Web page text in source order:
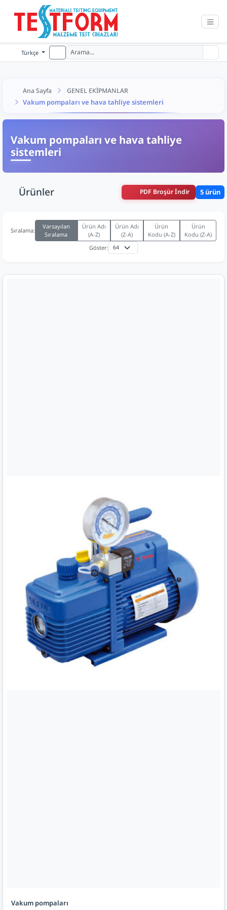
Türkçe
Ana Sayfa GENEL EKİPMANLAR
Vakum pompaları ve hava tahliye sistemleri
Vakum pompaları ve hava tahliye
sistemleri
Ürünler PDF Broşür İndir 5 ürün
Sıralama:
Varsayılan
Sıralama
Ürün Adı
(A-Z)
Ürün Adı
(Z-A)
Ürün
Kodu (A-Z)
Ürün
Kodu (Z-A)
Göster:
Vakum pompaları